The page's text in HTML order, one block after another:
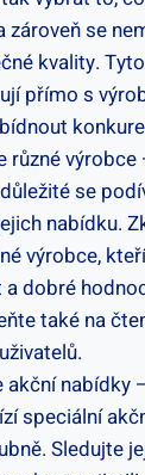
zároveň se
kvality.
přímo s
různé
se
nabídku.
výrobce,
dobré
také na
akční nabídky
speciální
Sledujte